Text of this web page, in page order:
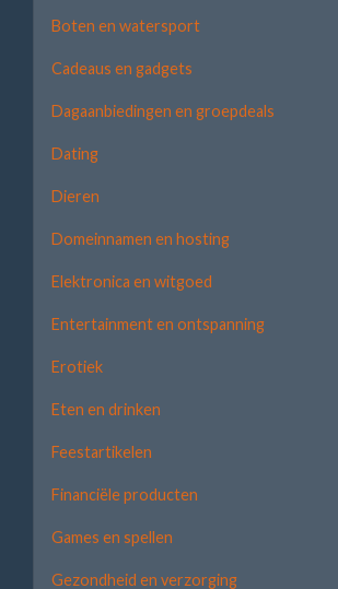
Boten en watersport
Cadeaus en gadgets
Dagaanbiedingen en groepdeals
Dating
Dieren
Domeinnamen en hosting
Elektronica en witgoed
Entertainment en ontspanning
Erotiek
Eten en drinken
Feestartikelen
Financiële producten
Games en spellen
Gezondheid en verzorging